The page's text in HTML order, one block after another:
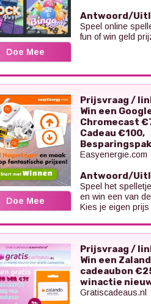
Doe Mee
Antwoord/
Speel online
fun of win geld
Doe Mee
Prijsvraag /
Win een
Chromecast
Cadeau €100,
Easyenergie.com
Antwoord/
Speel het
en win een van
Kies je eigen prijs
Prijsvraag /
Win een
cadeaubon
winactie
Gratiscadeaus.nl